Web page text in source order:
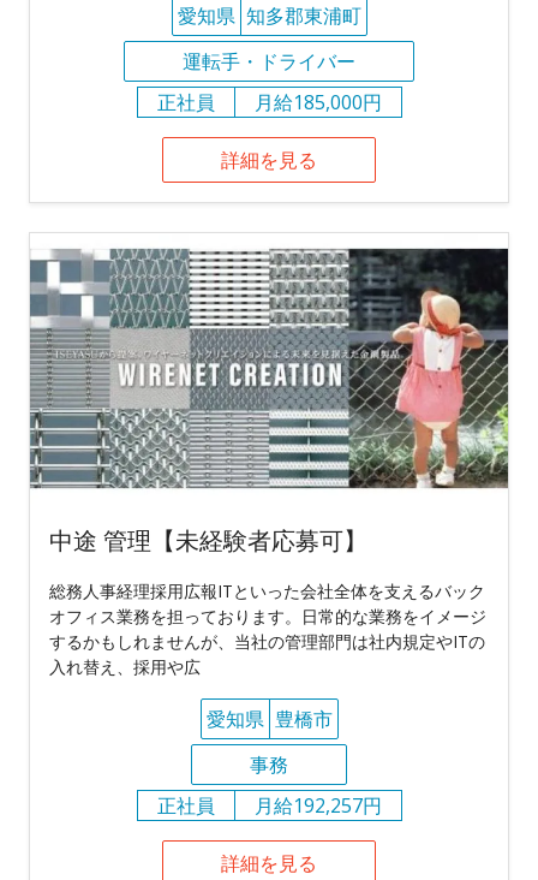
愛知県 知多郡東浦町
運転手・ドライバー
正社員
月給185,000円
詳細を見る
中途 管理【未経験者応募可】
総務人事経理採用広報ITといった会社全体を支えるバック
オフィス業務を担っております。日常的な業務をイメージ
するかもしれませんが、当社の管理部門は社内規定やITの
入れ替え、採用や広
愛知県 豊橋市
事務
正社員
月給192,257円
詳細を見る